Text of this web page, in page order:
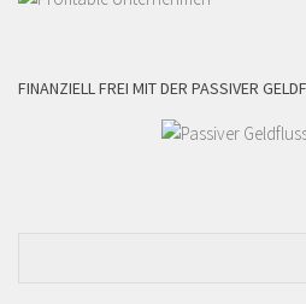
FINANZIELL FREI MIT DER PASSIVER